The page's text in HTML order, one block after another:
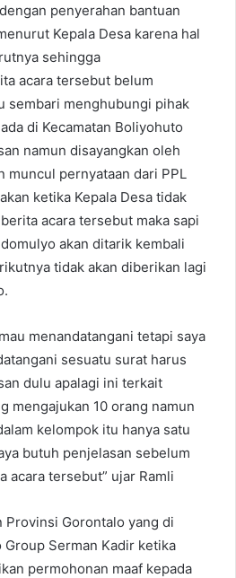
penyerahan bantuan
Kepala Desa karena hal
sehingga
acara tersebut belum
sembari menghubungi pihak
di Kecamatan Boliyohuto
namun disayangkan oleh
muncul pernyataan dari PPL
ketika Kepala Desa tidak
acara tersebut maka sapi
akan ditarik kembali
tidak akan diberikan lagi
menandatangani tetapi saya
sesuatu surat harus
dulu apalagi ini terkait
mengajukan 10 orang namun
kelompok itu hanya satu
butuh penjelasan sebelum
acara tersebut” ujar Ramli
Provinsi Gorontalo yang di
Serman Kadir ketika
permohonan maaf kepada